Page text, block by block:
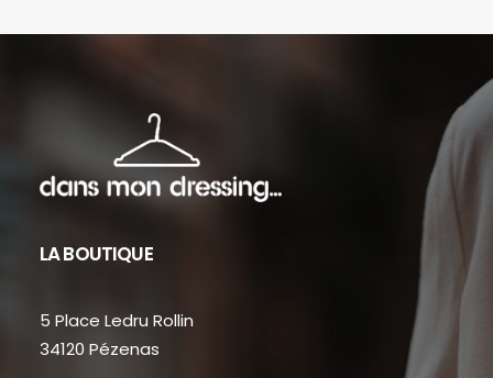
LA BOUTIQUE
5 Place Ledru Rollin
34120 Pézenas